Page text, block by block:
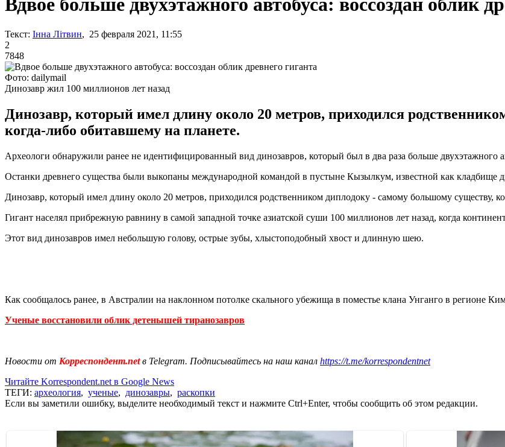
Вдвое больше двухэтажного автобуса: воссоздан облик
Текст: Інна Літвин, 25 февраля 2021, 11:55
2
7848
Фото: dailymail
Динозавр жил 100 миллионов лет назад
Динозавр, который имел длину около 20 метров, приходился
когда-либо обитавшему на планете.
Археологи обнаружили ранее не идентифицированный вид динозавров, который был в два раза больше двухэтажного
Останки древнего существа были выкопаны международной командой в пустыне Кызылкум, известной как кладбище
Динозавр, который имел длину около 20 метров, приходился родственником диплодоку - самому большому существу,
Гигант населял прибрежную равнину в самой западной точке азиатской суши 100 миллионов лет назад, когда
Этот вид динозавров имел небольшую голову, острые зубы, хлыстоподобный хвост и длинную шею.
Как сообщалось ранее, в Австралии на наклонном потолке скального убежища в поместье клана Унганго в регионе
Ученые восстановили облик детенышей тиранозавров
Новости от Корреспондент.netв Telegram. Подписывайтесь на наш канал https://t.me/korrespondentnet
Читайте Korrespondent.net в Google News
ТЕГИ: археология, ученые, динозавры, раскопки
Если вы заметили ошибку, выделите необходимый текст и нажмите Ctrl+Enter, чтобы сообщить об этом редакции.